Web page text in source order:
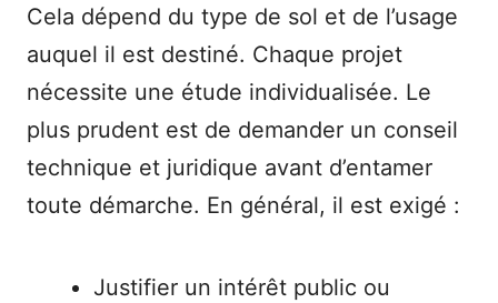
Cela dépend du type de sol et de l’usage
auquel il est destiné. Chaque projet
nécessite une étude individualisée. Le
plus prudent est de demander un conseil
technique et juridique avant d’entamer
toute démarche. En général, il est exigé :
Justifier un intérêt public ou